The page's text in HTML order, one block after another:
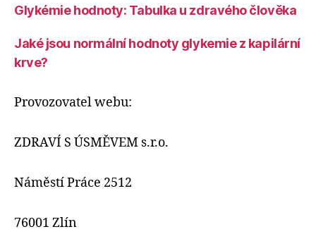
Glykémie hodnoty: Tabulka u zdravého člověka
Jaké jsou normální hodnoty glykemie z kapilární
krve?
Provozovatel webu:
ZDRAVÍ S ÚSMĚVEM s.r.o.
Náměstí Práce 2512
76001 Zlín